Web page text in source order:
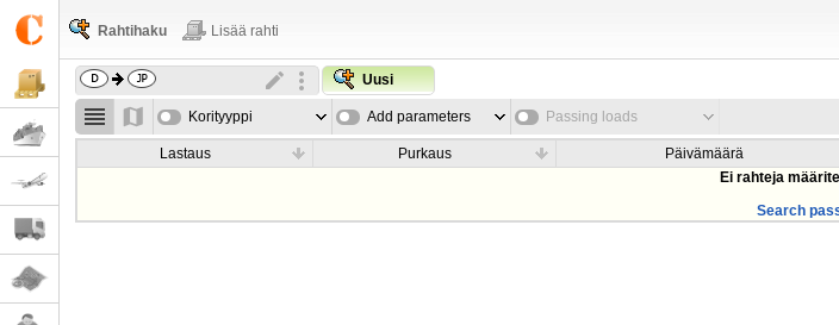
Rahtihaku Lisää rahti
Uusi
Korityyppi Add parameters Passing loads
Lastaus Purkaus Päivämäärä
Ei rahteja
Search